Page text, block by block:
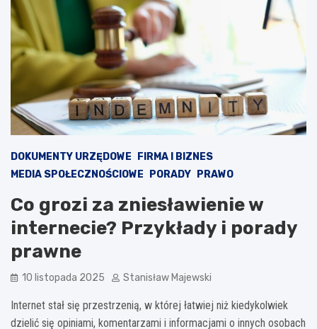
DOKUMENTY URZĘDOWE
FIRMA I BIZNES
MEDIA SPOŁECZNOŚCIOWE
PORADY PRAWO
Co grozi za zniesławienie w
internecie? Przykłady i porady
prawne
10 listopada 2025 Stanisław Majewski
Internet stał się przestrzenią, w której łatwiej niż kiedykolwiek
dzielić się opiniami, komentarzami i informacjami o innych osobach